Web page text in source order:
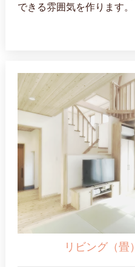
できる雰囲気を作ります。
リビング（畳）